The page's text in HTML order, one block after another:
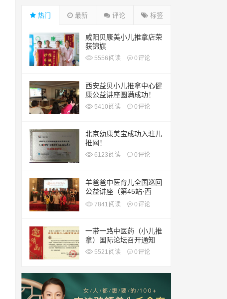
热门 最新 评论 标签
咸阳贝康美小儿推拿店荣
获锦旗
5556 阅读 0评论
西安益贝小儿推拿中心健
康公益讲座圆满成功！
5410 阅读 0评论
北京幼康美宝成功入驻儿
推网！
6123 阅读 0评论
羊爸爸中医育儿全国巡回
公益讲座（第45站·西
安）7841 阅读 0评论
一带一路中医药（小儿推
拿）国际论坛召开通知
5521 阅读 0评论